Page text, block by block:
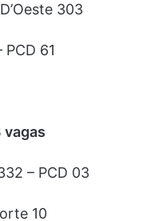
303
PCD 61
vagas
– PCD 03
10